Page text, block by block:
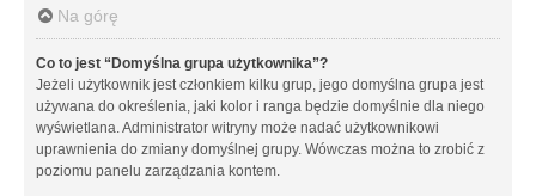
Na górę
Co to jest “Domyślna grupa użytkownika”?
Jeżeli użytkownik jest członkiem kilku grup, jego domyślna grupa jest
używana do określenia, jaki kolor i ranga będzie domyślnie dla niego
wyświetlana. Administrator witryny może nadać użytkownikowi
uprawnienia do zmiany domyślnej grupy. Wówczas można to zrobić z
poziomu panelu zarządzania kontem.